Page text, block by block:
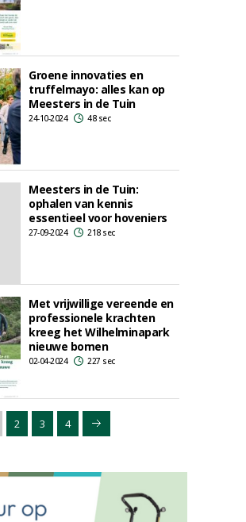
Groene innovaties en
truffelmayo: alles kan op
Meesters in de Tuin
24-10-2024 48 sec
Meesters in de Tuin:
ophalen van kennis
essentieel voor hoveniers
27-09-2024 218 sec
Met vrijwillige vereende en
professionele krachten
kreeg het Wilhelminapark
nieuwe bomen
02-04-2024 227 sec
2 3 4